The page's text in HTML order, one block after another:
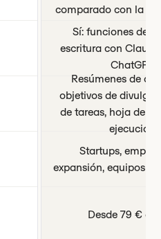
comparado con la
Sí: funciones de
escritura con
ChatGPT
Resúmenes de
objetivos de
de tareas, hoja de
ejecución
Startups,
expansión, equipos
Desde 79 € al